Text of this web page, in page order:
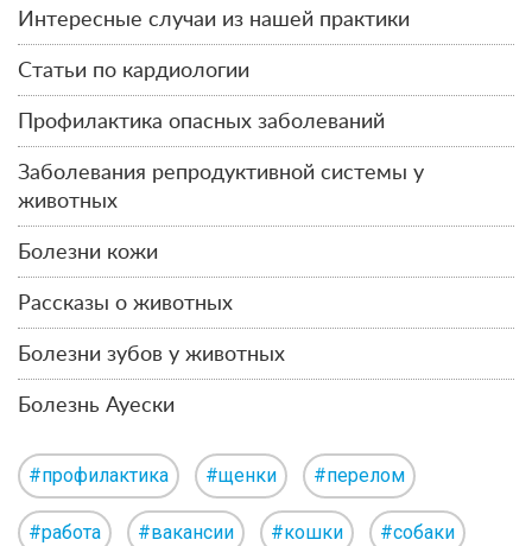
Интересные случаи из нашей практики
Статьи по кардиологии
Профилактика опасных заболеваний
Заболевания репродуктивной системы у
животных
Болезни кожи
Рассказы о животных
Болезни зубов у животных
Болезнь Ауески
#профилактика #щенки #перелом
#работа #вакансии #кошки #собаки